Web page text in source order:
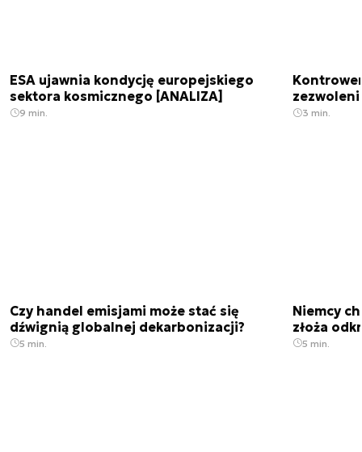
ESA ujawnia kondycję europejskiego
sektora kosmicznego [ANALIZA]
9 min. 3 min.
Czy handel emisjami może stać się
dźwignią globalnej dekarbonizacji?
5 min.
Niemcy
złoża
5 min.